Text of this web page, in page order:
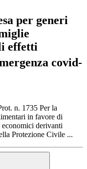
per generi
effetti
covid-
n. 1735 Per la
in favore di
derivanti
Protezione Civile ...